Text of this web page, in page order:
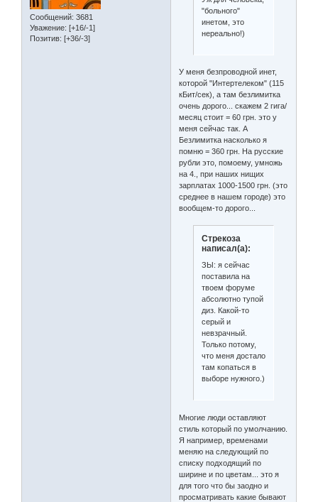
Сообщений: 3681
Уважение: [+16/-1]
Позитив: [+36/-3]
"больного"
инетом, это
нереально!)
У меня безпроводной инет,
которой "Интертелеком" (115
кБит/сек), а там безлимитка
очень дорого... скажем 2 гига/
месяц стоит = 60 грн. это у
меня сейчас так. А
Безлимитка насколько я
помню = 360 грн. На русские
рубли это, помоему, умножь
на 4., при наших нищих
зарплатах 1000-1500 грн. (это
среднее в нашем городе) это
вообщем-то дорого...
Стрекоза
написал(а):
ЗЫ: я сейчас
поставила на
твоем форуме
абсолютно тупой
диз. Какой-то
серый и
невзрачный.
Только потому,
что меня достало
там копаться в
выборе нужного.)
Многие люди оставляют
стиль который по умолчанию.
Я например, временами
меняю на следующий по
списку подходящий по
ширине и по цветам... это я
для того что бы заодно и
просматривать какие бывают